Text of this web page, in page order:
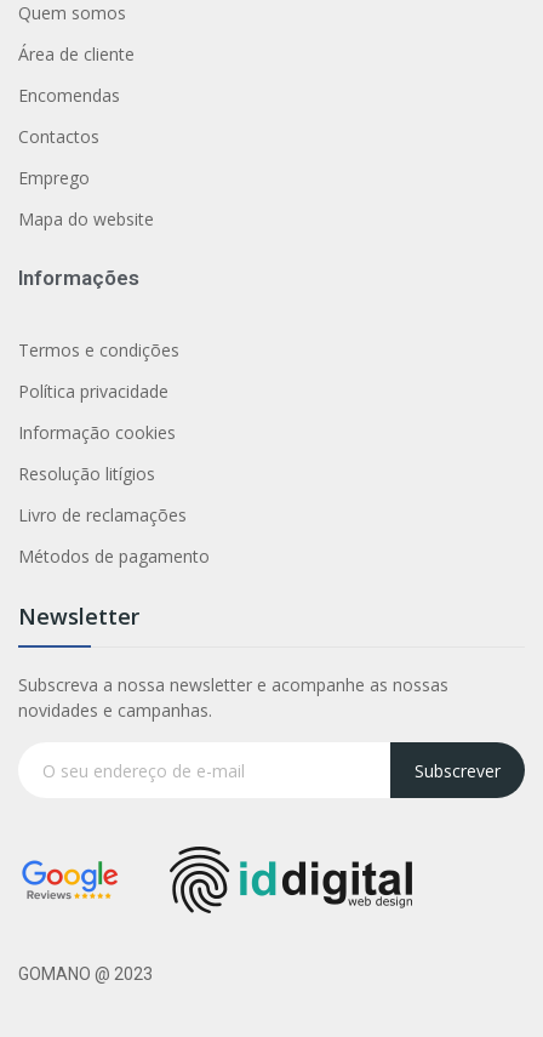
Quem somos
Área de cliente
Encomendas
Contactos
Emprego
Mapa do website
Informações
Termos e condições
Política privacidade
Informação cookies
Resolução litígios
Livro de reclamações
Métodos de pagamento
Newsletter
Subscreva a nossa newsletter e acompanhe as nossas
novidades e campanhas.
Subscrever
GOMANO @ 2023